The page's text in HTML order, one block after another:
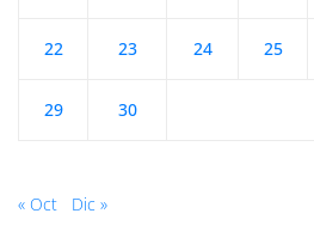
22 23 24 25
29 30
« Oct Dic »